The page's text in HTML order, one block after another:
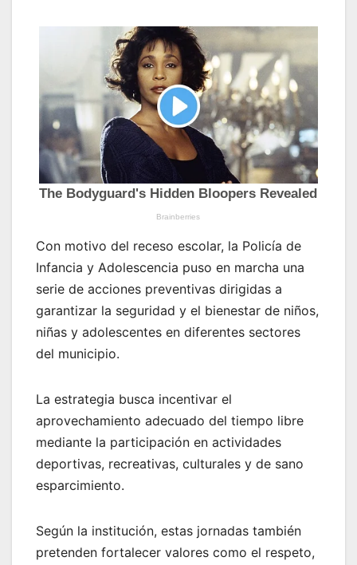
Con motivo del receso escolar, la Policía de
Infancia y Adolescencia puso en marcha una
serie de acciones preventivas dirigidas a
garantizar la seguridad y el bienestar de niños,
niñas y adolescentes en diferentes sectores
del municipio.
La estrategia busca incentivar el
aprovechamiento adecuado del tiempo libre
mediante la participación en actividades
deportivas, recreativas, culturales y de sano
esparcimiento.
Según la institución, estas jornadas también
pretenden fortalecer valores como el respeto,